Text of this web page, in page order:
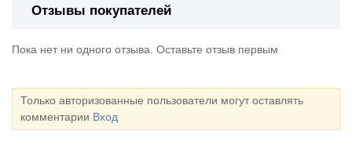
Отзывы покупателей
Пока нет ни одного отзыва. Оставьте отзыв первым
Только авторизованные пользователи могут оставлять
комментарии Вход